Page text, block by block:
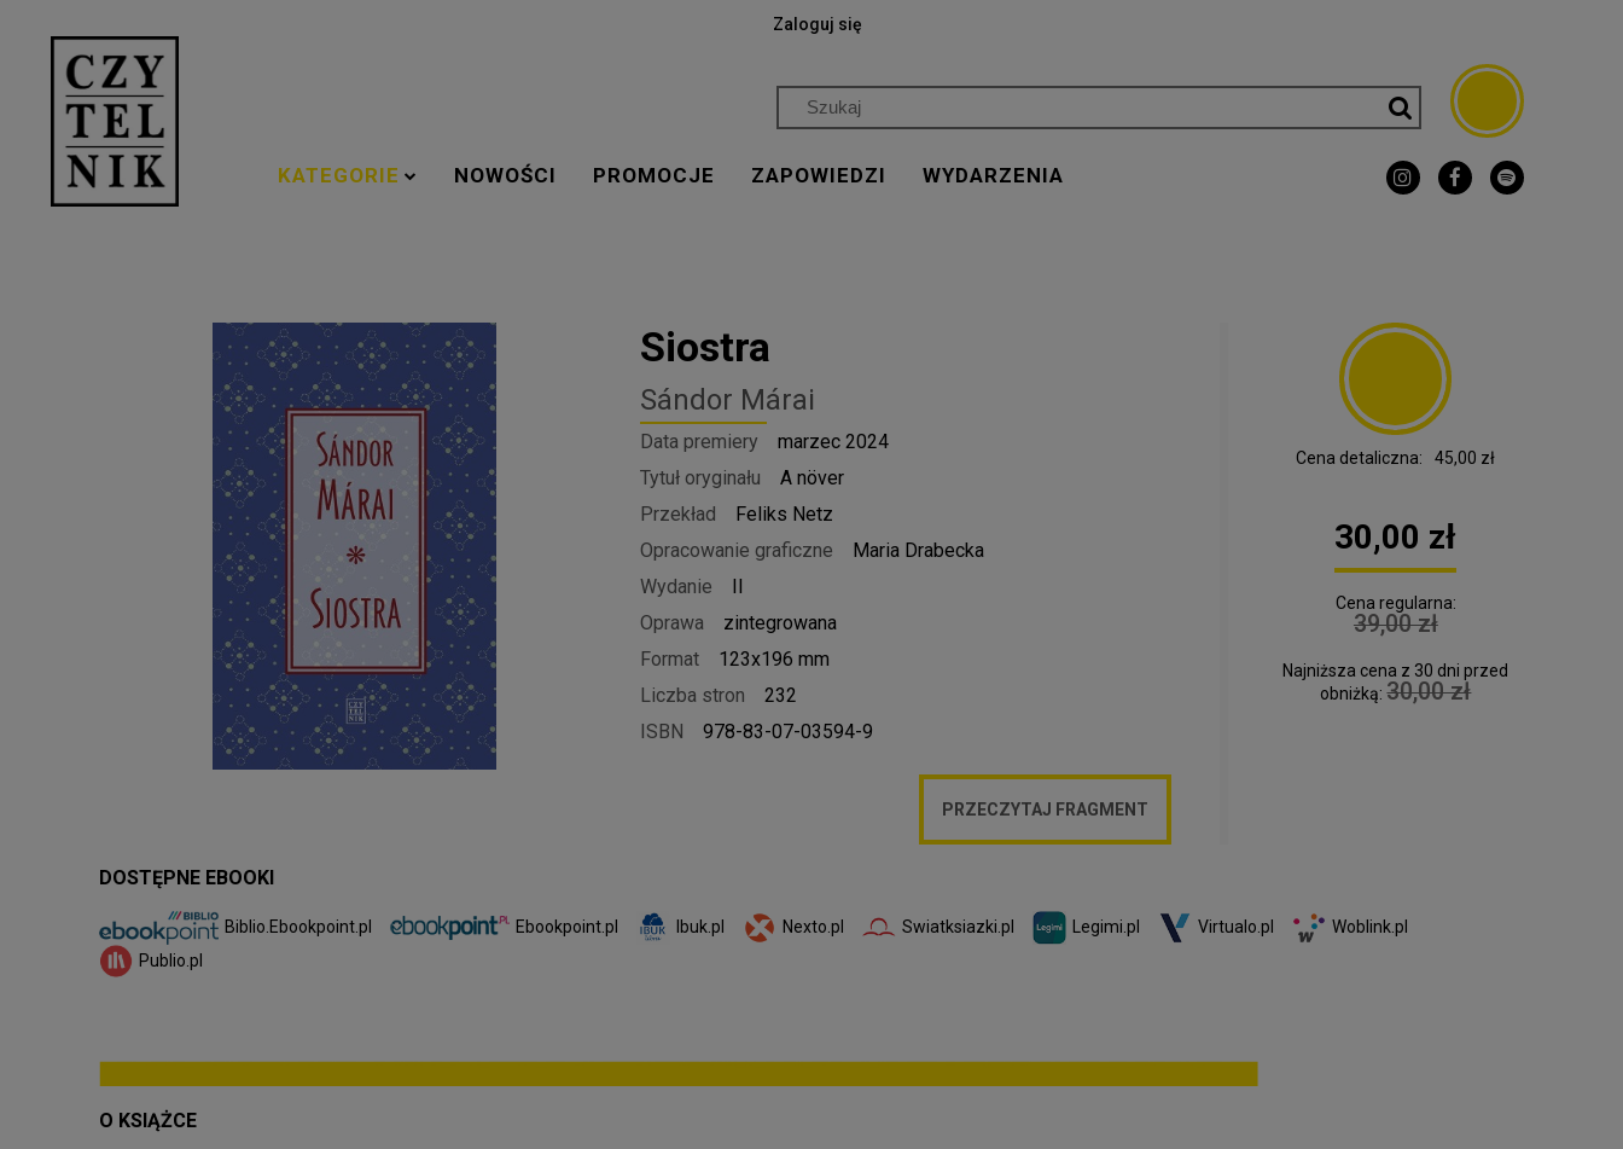
Zaloguj się
KATEGORIE NOWOŚCI PROMOCJE ZAPOWIEDZI WYDARZENIA
Siostra
Sándor Márai
Data premiery
marzec 2024
Tytuł oryginału
A növer
Przekład
Feliks Netz
Opracowanie graficzne
Maria Drabecka
Wydanie
II
Oprawa
zintegrowana
Format
123x196 mm
Liczba stron
232
ISBN
978-83-07-03594-9
PRZECZYTAJ FRAGMENT
30,00 zł
Cena regularna:
39,00 zł
Najniższa cena z 30 dni przed
obniżką:30,00 zł
Cena detaliczna: 45,00 zł
DOSTĘPNE EBOOKI
Biblio.Ebookpoint.pl Ebookpoint.pl Ibuk.pl Nexto.pl Swiatksiazki.pl Legimi.pl Virtualo.pl
Woblink.pl
Publio.pl
O KSIĄŻCE